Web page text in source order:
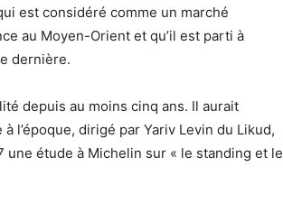
est considéré comme un marché
au Moyen-Orient et qu’il est parti à
dernière.
depuis au moins cinq ans. Il aurait
l’époque, dirigé par Yariv Levin du Likud,
une étude à Michelin sur « le standing et le